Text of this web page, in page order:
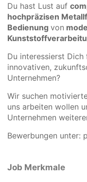
Du hast Lust auf
hochpräzisen
Bedienung von
Du interessierst Dich
innovativen,
Unternehmen?
Wir suchen
uns arbeiten wollen
Unternehmen
Bewerbungen unter:
Job Merkmale